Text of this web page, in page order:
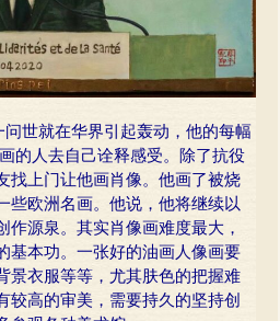
问世就在华界引起轰动，他的每幅
的人去自己诠释感受。除了抗役
找上门让他画肖像。他画了被烧
些欧洲名画。他说，他将继续以
作源泉。其实肖像画难度最大，
基本功。一张好的油画人像画要
景衣服等等，尤其肤色的把握难
较高的审美，需要持久的坚持创